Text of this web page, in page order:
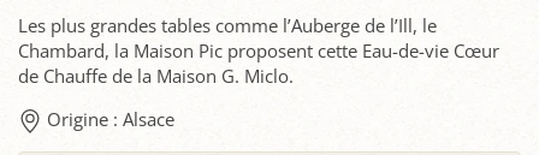
Les plus grandes tables comme l’Auberge de l’Ill, le
Chambard, la Maison Pic proposent cette Eau-de-vie Cœur
de Chauffe de la Maison G. Miclo.
Origine : Alsace